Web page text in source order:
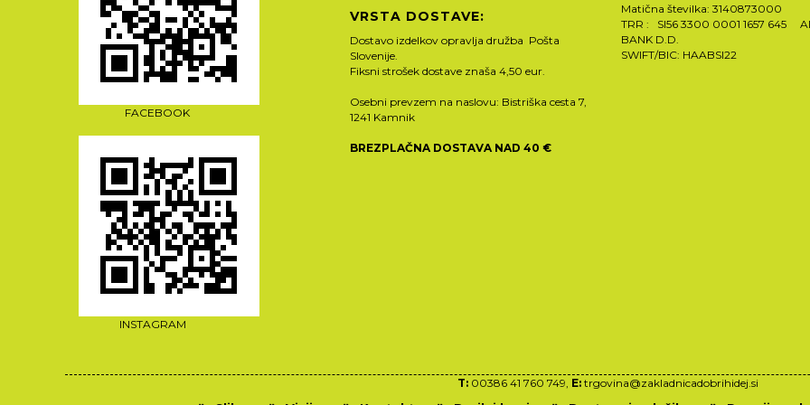
FACEBOOK
INSTAGRAM
VRSTA DOSTAVE:
Dostavo izdelkov opravlja družba Pošta
Slovenije.
Fiksni strošek dostave znaša 4,50 eur.
Osebni prevzem na naslovu: Bistriška cesta 7,
1241 Kamnik
BREZPLAČNA DOSTAVA NAD 40 €
Matična številka: 3140873000
TRR : SI56 3300 0001 1657 645
BANK D.D.
SWIFT/BIC: HAABSI22
T:00386 41 760 749, E: trgovina@zakladnicadobrihidej.si